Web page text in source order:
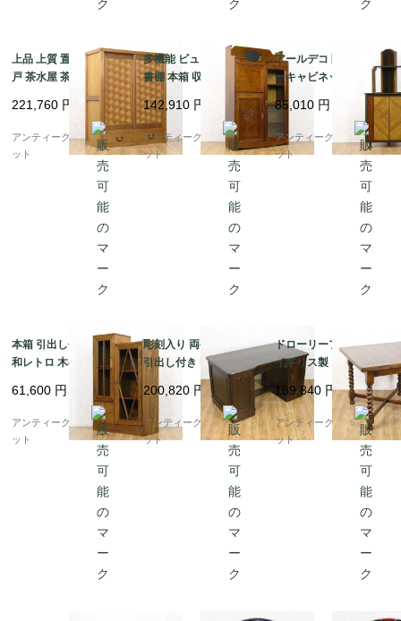
上品 上質 置水屋 網代
戸 茶水屋 茶道 古民具
古民家 日本製 アンティ
ーク家具
221,760 円
アンティークブルーパロ
ット
多機能 ビューロー付き
書棚 本箱 収納 ブック
ビューロー アンティー
ク レトロ 昭和初期
142,910 円
アンティークブルーパロ
ット
アールデコ 隅棚 コーナ
ーキャビネット 収納家
具 飾り棚 昭和レトロ
おしゃれ 日本の家具 ア
ンティーク ヴィンテー
ジ
85,010 円
アンティークブルーパロ
ット
本箱 引出し付き書棚 昭
和レトロ 木の温もり ナ
チュラル シンプル 小ぶ
り 隙間家具 かわいい
日本製 明るめブラウン
61,600 円
アンティークブルーパロ
ット
彫刻入り 両袖机 書斎机
引出し付き 収納付き 重
厚感 日本製 おしゃれ
アンティークデスク
200,820 円
アンティークブルーパロ
ット
ドローリーフテーブル
イギリス製 オーク材 木
製 アンティーク 伸長式
ツイストレッグ
189,840 円
アンティークブルーパロ
ット